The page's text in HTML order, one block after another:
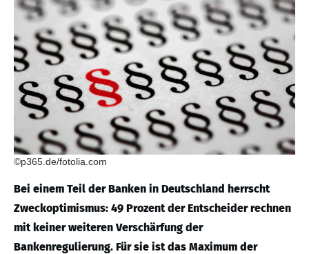
©p365.de/fotolia.com
Bei einem Teil der Banken in Deutschland herrscht
Zweckoptimismus: 49 Prozent der Entscheider rechnen
mit keiner weiteren Verschärfung der
Bankenregulierung. Für sie ist das Maximum der